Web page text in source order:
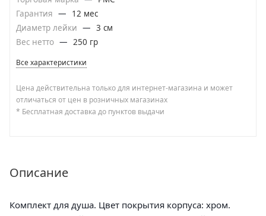
Гарантия —
12 мес
Диаметр лейки — 3 см
Вес нетто — 250 гр
Все характеристики
Цена действительна только для интернет-магазина и может
отличаться от цен в розничных магазинах
* Бесплатная доставка до пунктов выдачи
Описание
Комплект для душа. Цвет покрытия корпуса: хром.